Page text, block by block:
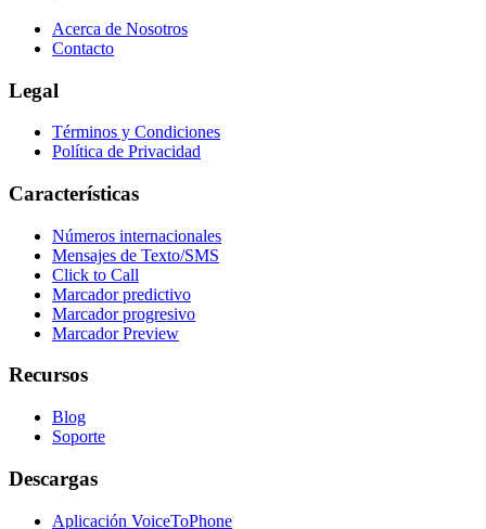
Acerca de Nosotros
Contacto
Legal
Términos y Condiciones
Política de Privacidad
Características
Números internacionales
Mensajes de Texto/SMS
Click to Call
Marcador predictivo
Marcador progresivo
Marcador Preview
Recursos
Blog
Soporte
Descargas
Aplicación VoiceToPhone